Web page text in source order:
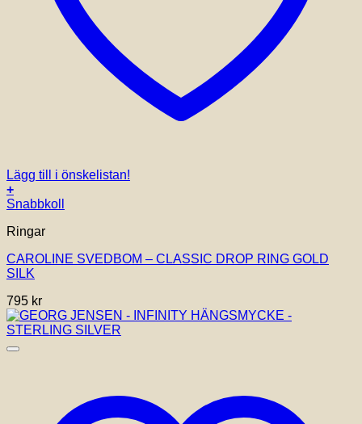
Lägg till i önskelistan!
+
Snabbkoll
Ringar
CAROLINE SVEDBOM – CLASSIC DROP RING GOLD
SILK
795 kr